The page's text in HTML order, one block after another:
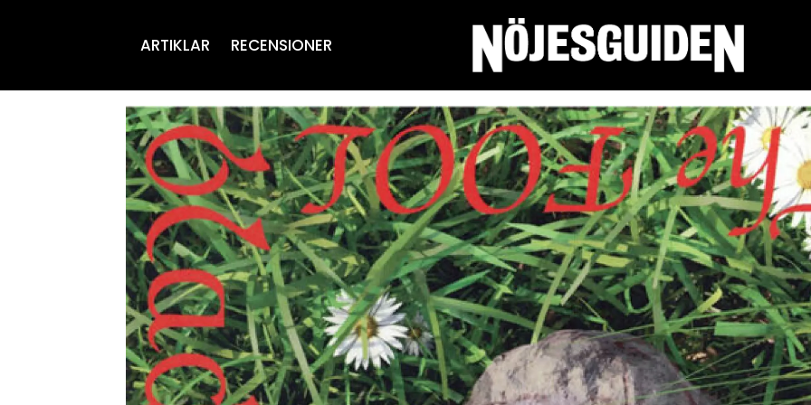
ARTIKLAR RECENSIONER